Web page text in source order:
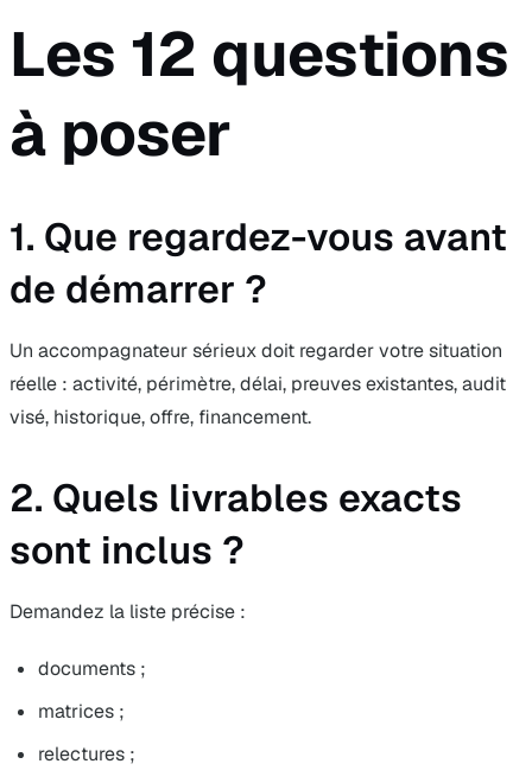
Les 12 questions
à poser
1. Que regardez-vous avant
de démarrer ?
Un accompagnateur sérieux doit regarder votre situation
réelle : activité, périmètre, délai, preuves existantes, audit
visé, historique, offre, financement.
2. Quels livrables exacts
sont inclus ?
Demandez la liste précise :
documents ;
matrices ;
relectures ;